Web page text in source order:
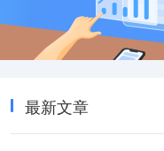
最新文章